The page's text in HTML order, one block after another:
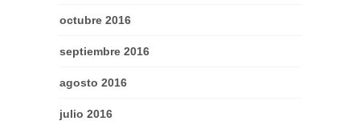
octubre 2016
septiembre 2016
agosto 2016
julio 2016